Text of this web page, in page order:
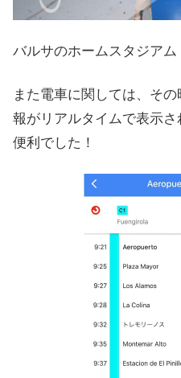
バルサのホームスタジア
また電車に関しては、そ
報がリアルタイムで表示
便利でした！